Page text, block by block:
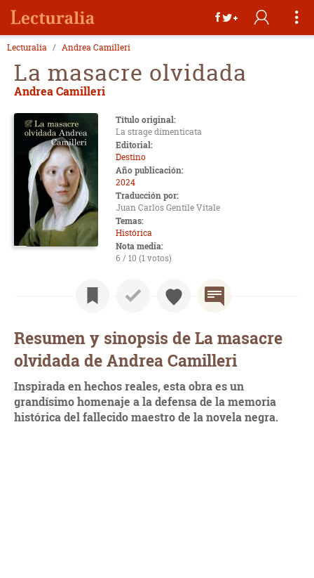
Lecturalia Andrea Camilleri
La masacre olvidada
Andrea Camilleri
Título original:
La strage dimenticata
Editorial:
Destino
Año publicación:
2024
Traducción por:
Juan Carlos Gentile Vitale
Temas:
Histórica
Nota media:
6 / 10 (1 votos)
Resumen y sinopsis de La masacre
olvidada de Andrea Camilleri
Inspirada en hechos reales, esta obra es un
grandísimo homenaje a la defensa de la memoria
histórica del fallecido maestro de la novela negra.